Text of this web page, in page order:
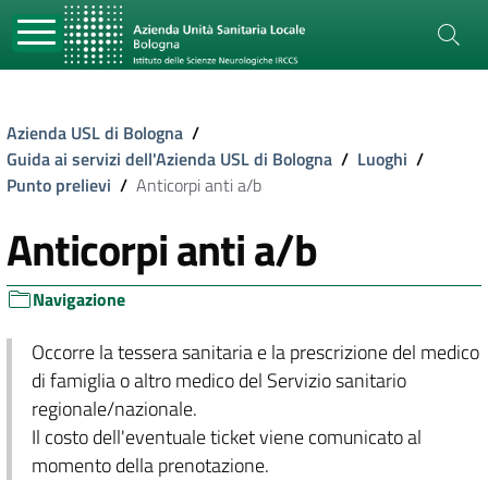
Azienda USL di Bologna /
Guida ai servizi dell'Azienda USL di Bologna / Luoghi /
Punto prelievi / Anticorpi anti a/b
Anticorpi anti a/b
Navigazione
Occorre la tessera sanitaria e la prescrizione del medico
di famiglia o altro medico del Servizio sanitario
regionale/nazionale.
Il costo dell'eventuale ticket viene comunicato al
momento della prenotazione.